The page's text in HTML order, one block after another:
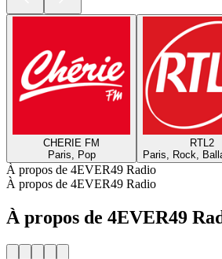
CHERIE FM
Paris, Pop
RTL2
Paris, Rock,
À propos de 4EVER49 Radio
À propos de 4EVER49 Radio
À propos de 4EVER49